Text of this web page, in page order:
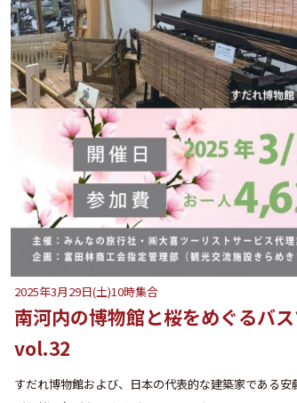
2025年3月29日(土)10時集合
南河内の博物館と桜をめぐるバ
vol.32
すだれ博物館および、日本の代表的な建築家である